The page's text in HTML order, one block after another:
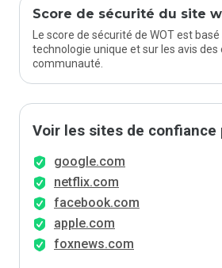
Score de sécurité du site
Le score de sécurité de WOT est
technologie unique et sur les avis des
communauté.
Voir les sites de confiance
google.com
netflix.com
facebook.com
apple.com
foxnews.com